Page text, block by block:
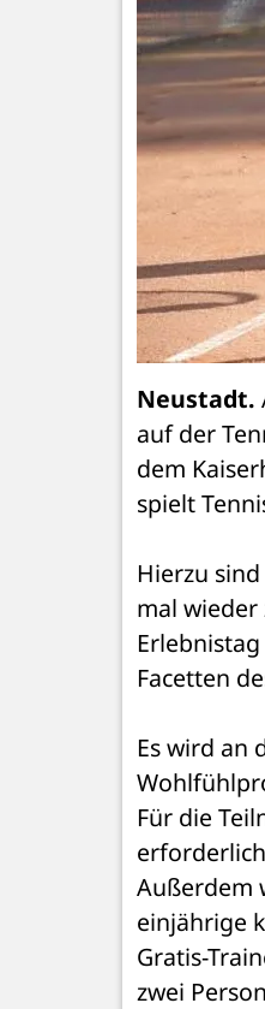
Neustadt.
auf der
dem
spielt
Hierzu
mal wieder
Facetten
Es wird an
Für die
Außerdem
einjährige
Gratis-
zwei